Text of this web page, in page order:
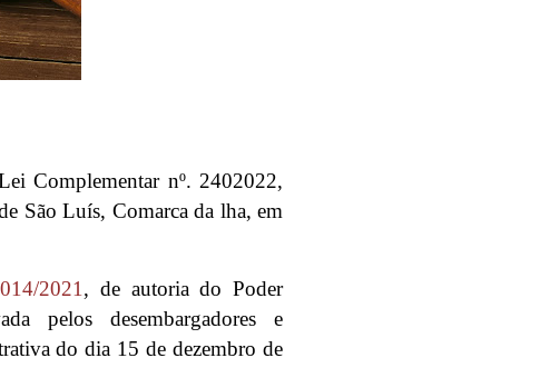
Complementar nº. 2402022,
São Luís, Comarca da lha, em
2021, de autoria do Poder
pelos desembargadores e
do dia 15 de dezembro de